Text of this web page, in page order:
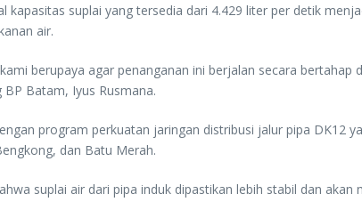
suplai yang tersedia dari 4.429 liter per detik
air.
berupaya agar penanganan ini berjalan secara
Batam, Iyus Rusmana.
program perkuatan jaringan distribusi jalur pipa DK12
dan Batu Merah.
suplai air dari pipa induk dipastikan lebih stabil dan akan